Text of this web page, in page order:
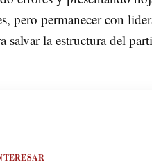
pero permanecer con
salvar la estructura del